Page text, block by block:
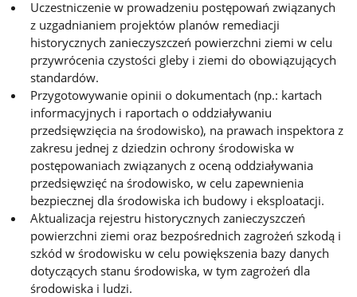
Uczestniczenie w prowadzeniu postępowań związanych
z uzgadnianiem projektów planów remediacji
historycznych zanieczyszczeń powierzchni ziemi w celu
przywrócenia czystości gleby i ziemi do obowiązujących
standardów.
Przygotowywanie opinii o dokumentach (np.: kartach
informacyjnych i raportach o oddziaływaniu
przedsięwzięcia na środowisko), na prawach inspektora z
zakresu jednej z dziedzin ochrony środowiska w
postępowaniach związanych z oceną oddziaływania
przedsięwzięć na środowisko, w celu zapewnienia
bezpiecznej dla środowiska ich budowy i eksploatacji.
Aktualizacja rejestru historycznych zanieczyszczeń
powierzchni ziemi oraz bezpośrednich zagrożeń szkodą i
szkód w środowisku w celu powiększenia bazy danych
dotyczących stanu środowiska, w tym zagrożeń dla
środowiska i ludzi.